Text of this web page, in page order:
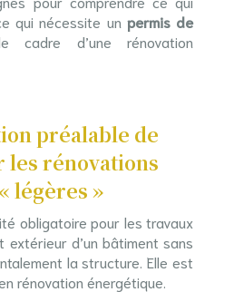
qui nécessite un permis de
d’une rénovation
préalable de
les rénovations
légères »
obligatoire pour les travaux
extérieur d’un bâtiment sans
la structure. Elle est
rénovation énergétique.